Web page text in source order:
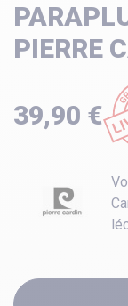
PIERRE
39,90 €